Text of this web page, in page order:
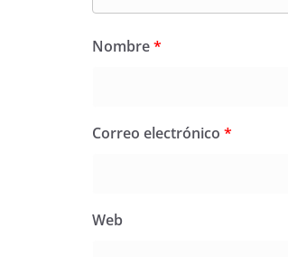
Nombre*
Correo electrónico *
Web